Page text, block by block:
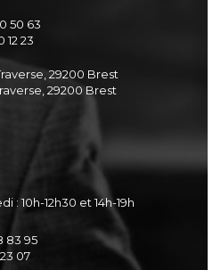
50 63
12 23
29200 Brest
29200 Brest
: 10h-12h30 et 14h-19h
83 95
07